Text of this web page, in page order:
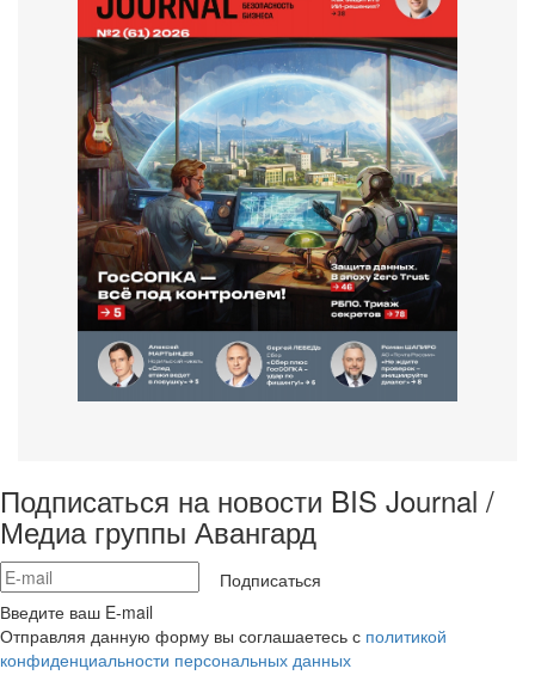
Подписаться на новости BIS Journal /
Медиа группы Авангард
Подписаться
Введите ваш E-mail
Отправляя данную форму вы соглашаетесь с политикой
конфиденциальности персональных данных